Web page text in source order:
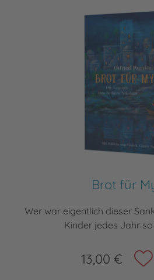
Brot für
Wer war eigentlich dieser
Kinder jedes Jahr so
13,00 €